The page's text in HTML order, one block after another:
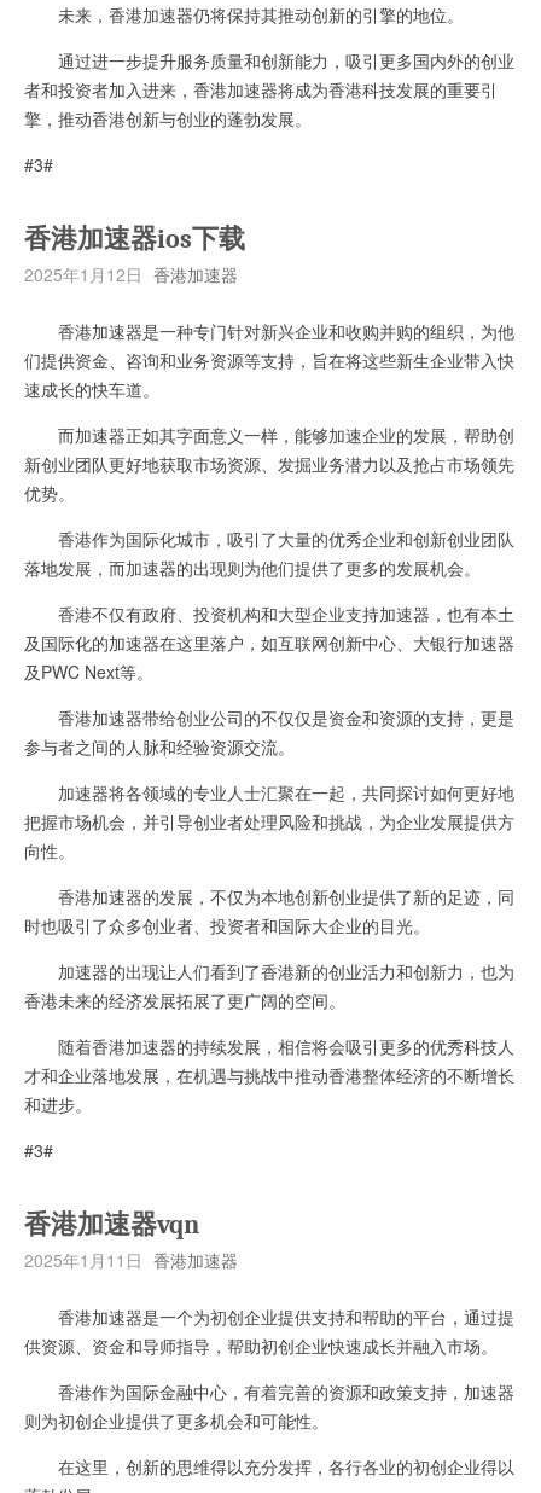
未来，香港加速器仍将保持其推动创新的引擎的地位。
通过进一步提升服务质量和创新能力，吸引更多国内外的创业
者和投资者加入进来，香港加速器将成为香港科技发展的重要引
擎，推动香港创新与创业的蓬勃发展。
#3#
香港加速器ios下载
2025年1月12日 香港加速器
香港加速器是一种专门针对新兴企业和收购并购的组织，为他
们提供资金、咨询和业务资源等支持，旨在将这些新生企业带入快
速成长的快车道。
而加速器正如其字面意义一样，能够加速企业的发展，帮助创
新创业团队更好地获取市场资源、发掘业务潜力以及抢占市场领先
优势。
香港作为国际化城市，吸引了大量的优秀企业和创新创业团队
落地发展，而加速器的出现则为他们提供了更多的发展机会。
香港不仅有政府、投资机构和大型企业支持加速器，也有本土
及国际化的加速器在这里落户，如互联网创新中心、大银行加速器
及PWC Next等。
香港加速器带给创业公司的不仅仅是资金和资源的支持，更是
参与者之间的人脉和经验资源交流。
加速器将各领域的专业人士汇聚在一起，共同探讨如何更好地
把握市场机会，并引导创业者处理风险和挑战，为企业发展提供方
向性。
香港加速器的发展，不仅为本地创新创业提供了新的足迹，同
时也吸引了众多创业者、投资者和国际大企业的目光。
加速器的出现让人们看到了香港新的创业活力和创新力，也为
香港未来的经济发展拓展了更广阔的空间。
随着香港加速器的持续发展，相信将会吸引更多的优秀科技人
才和企业落地发展，在机遇与挑战中推动香港整体经济的不断增长
和进步。
#3#
香港加速器vqn
2025年1月11日 香港加速器
香港加速器是一个为初创企业提供支持和帮助的平台，通过提
供资源、资金和导师指导，帮助初创企业快速成长并融入市场。
香港作为国际金融中心，有着完善的资源和政策支持，加速器
则为初创企业提供了更多机会和可能性。
在这里，创新的思维得以充分发挥，各行各业的初创企业得以